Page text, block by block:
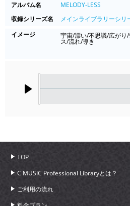
アルバム名
MELODY-LESS
収録シリーズ名
メインライブラリーシリ
イメージ
宇宙/漂い/不思議/広がり
ス/流れ/導き
TOP
C MUSIC Professional Libraryとは？
ご利用の流れ